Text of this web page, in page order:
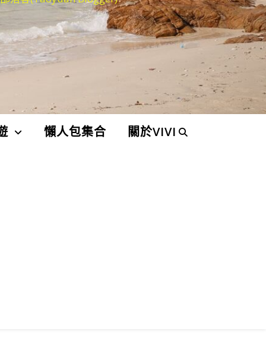
懶人包集合 關於VIVI